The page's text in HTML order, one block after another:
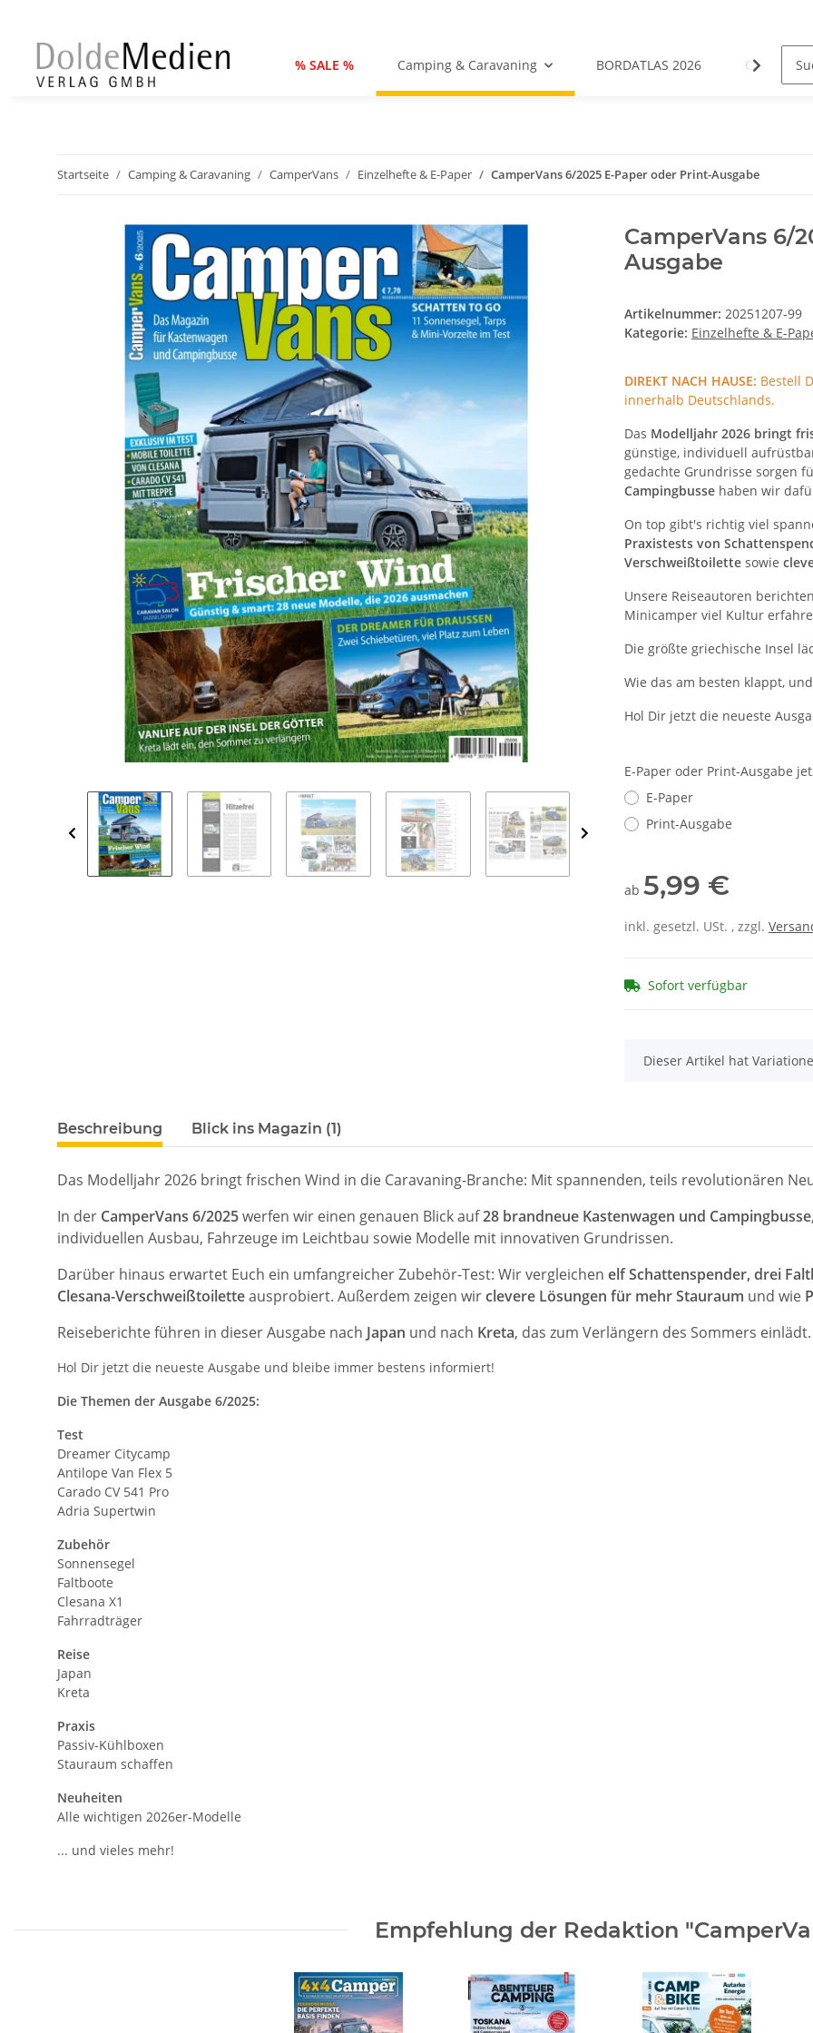
% SALE % Camping & Caravaning BORDATLAS 2026 Camping-
Startseite Camping & Caravaning CamperVans Einzelhefte & E-Paper CamperVans 6/2025 E-Paper oder Print-Ausgabe
CamperVans 6/
Ausgabe
Artikelnummer: 20251207-99
Kategorie: Einzelhefte & E-
DIREKT NACH HAUSE: Bestell
innerhalb Deutschlands.
Das Modelljahr 2026 bringt
günstige, individuell
gedachte Grundrisse sorgen
Campingbusse haben wir
On top gibt's richtig viel
Praxistests von
Verschweißtoilette sowie
Unsere Reiseautoren
Minicamper viel Kultur
Die größte griechische Insel
Wie das am besten klappt,
Hol Dir jetzt die neueste
E-Paper oder Print-Ausgabe
E-Paper
Print-Ausgabe
ab 5,99 €
inkl. gesetzl. USt. , zzgl.
Sofort verfügbar
x
Dieser Artikel hat
Beschreibung Blick ins Magazin (1)
Das Modelljahr 2026 bringt frischen Wind in die Caravaning-Branche: Mit spannenden, teils revolutionären
In der CamperVans 6/2025werfen wir einen genauen Blick auf28 brandneue Kastenwagen und Campingbusse
individuellen Ausbau, Fahrzeuge im Leichtbau sowie Modelle mit innovativen Grundrissen.
Darüber hinaus erwartet Euch ein umfangreicher Zubehör-Test: Wir vergleichen elf Schattenspender, drei
Clesana-Verschweißtoiletteausprobiert. Außerdem zeigen wirclevere Lösungen für mehr Stauraum und wie
Reiseberichte führen in dieser Ausgabe nach Japan und nach Kreta, das zum Verlängern des Sommers einlädt.
Hol Dir jetzt die neueste Ausgabe und bleibe immer bestens informiert!
Die Themen der Ausgabe 6/2025:
Test
Dreamer Citycamp
Antilope Van Flex 5
Carado CV 541 Pro
Adria Supertwin
Zubehör
Sonnensegel
Faltboote
Clesana X1
Fahrradträger
Reise
Japan
Kreta
Praxis
Passiv-Kühlboxen
Stauraum schaffen
Neuheiten
Alle wichtigen 2026er-Modelle
... und vieles mehr!
Empfehlung der Redaktion